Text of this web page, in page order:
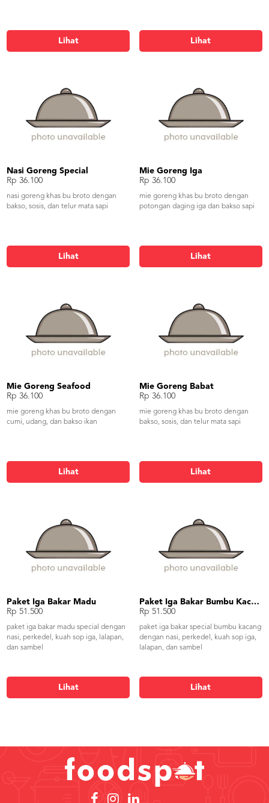
Lihat Lihat
Nasi Goreng Special
Rp 36.100
nasi goreng khas bu broto dengan
bakso, sosis, dan telur mata sapi
Lihat
Mie Goreng Iga
Rp 36.100
mie goreng khas bu broto dengan
potongan daging iga dan bakso sapi
Lihat
Mie Goreng Seafood
Rp 36.100
mie goreng khas bu broto dengan
cumi, udang, dan bakso ikan
Lihat
Mie Goreng Babat
Rp 36.100
mie goreng khas bu broto dengan
bakso, sosis, dan telur mata sapi
Lihat
Paket Iga Bakar Madu
Rp 51.500
paket iga bakar madu special dengan
nasi, perkedel, kuah sop iga, lalapan,
dan sambel
Lihat
Paket Iga Bakar Bumbu Kacang
Rp 51.500
paket iga bakar special bumbu kacang
dengan nasi, perkedel, kuah sop iga,
lalapan, dan sambel
Lihat